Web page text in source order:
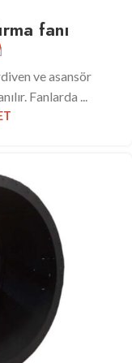
fanı
ve asansör
Fanlarda ...